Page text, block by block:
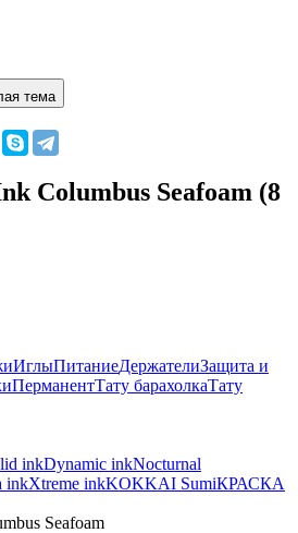
тема
Columbus Seafoam (8
ИглыПитаниеДержателиЗащита и
ПерманентТату барахолкаТату
inkDynamic inkNocturnal
inkXtreme inkKOKKAI SumiКРАСКА
Seafoam